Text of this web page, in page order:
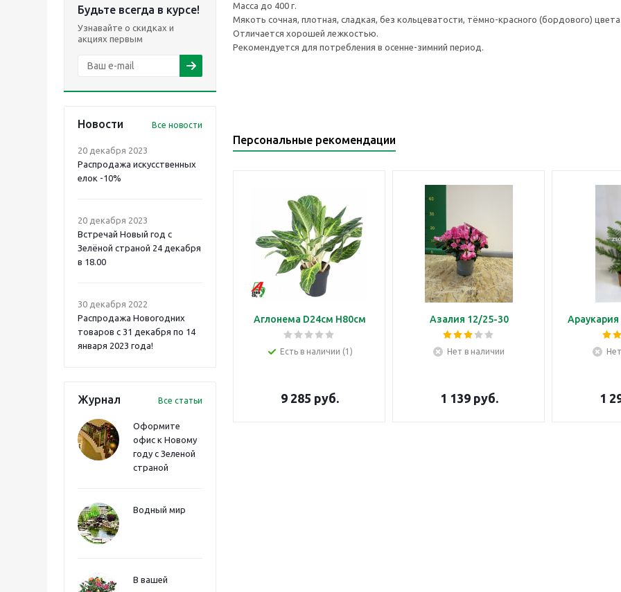
Будьте всегда в курсе!
Узнавайте о скидках и
акциях первым
Новости Все новости
20 декабря 2023
Распродажа искусственных
елок -10%
20 декабря 2023
Встречай Новый год с
Зелёной страной 24 декабря
в 18.00
30 декабря 2022
Распродажа Новогодних
товаров с 31 декабря по 14
января 2023 года!
Журнал Все статьи
Оформите
офис к Новому
году с Зеленой
страной
Водный мир
В вашей
Масса до 400 г.
Мякоть сочная, плотная, сладкая, без кольцеватости, тёмно-красного (бордового)
Отличается хорошей лежкостью.
Рекомендуется для потребления в осенне-зимний период.
Персональные рекомендации
Аглонема D24см H80см
Есть в наличии (1)
9 285 руб.
Азалия 12/25-30
Нет в наличии
1 139руб.
Араукария
1